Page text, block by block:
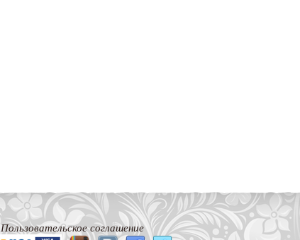
Пользовательское соглашение